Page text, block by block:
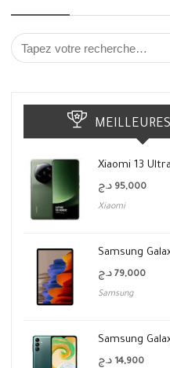
Xiaomi 13 Ultra
95,000 د.ج
Xiaomi
Samsung
79,000 د.ج
Samsung
Samsung
14,900 د.ج